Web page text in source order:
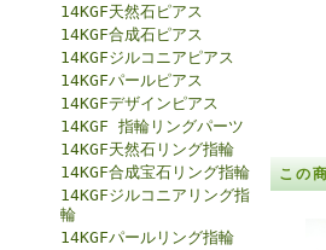
14KGF天然石ピアス
14KGF合成石ピアス
14KGFジルコニアピアス
14KGFパールピアス
14KGFデザインピアス
14KGF 指輪リングパーツ
14KGF天然石リング指輪
14KGF合成宝石リング指輪
14KGFジルコニアリング指
輪
14KGFパールリング指輪
この